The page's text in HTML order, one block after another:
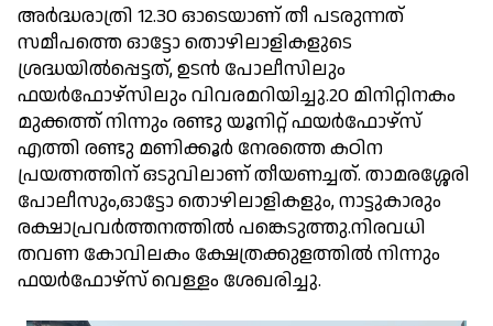
അർദ്ധരാത്രി 12.30 ഓടെയാണ് തീ പടരുന്നത്
സമീപത്തെ ഓട്ടോ തൊഴിലാളികളുടെ
ശ്രദ്ധയിൽപ്പെട്ടത്, ഉടൻ പോലീസിലും
ഫയർഫോഴ്‌സിലും വിവരമറിയിച്ചു.20 മിനിറ്റിനകം
മുക്കത്ത് നിന്നും രണ്ടു യൂനിറ്റ് ഫയർഫോഴ്സ്
എത്തി രണ്ടു മണിക്കൂർ നേരത്തെ കഠിന
പ്രയത്നത്തിന് ഒടുവിലാണ് തീയണച്ചത്. താമരശ്ശേരി
പോലീസും,ഓട്ടോ തൊഴിലാളികളും, നാട്ടുകാരും
രക്ഷാപ്രവർത്തനത്തിൽ പങ്കെടുത്തു.നിരവധി
തവണ കോവിലകം ക്ഷേത്രക്കുളത്തിൽ നിന്നും
ഫയർഫോഴ്സ‌് വെള്ളം ശേഖരിച്ചു.